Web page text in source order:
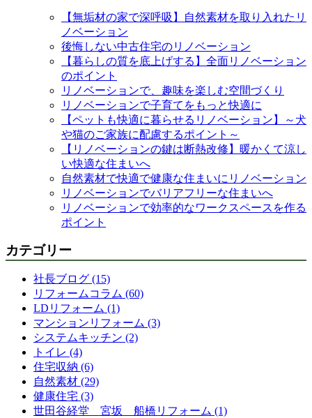
【無垢材の家で深呼吸】自然素材を取り入れたリ
ノベーション
後悔しない中古住宅のリノベーション
【暮らしの質を底上げする】全面リノベーション
のポイント
リノベーションで、趣味を楽しむ空間づくり
リノベーションで子育てをもっと快適に
【ペットも快適に暮らせるリノベーション】～犬
や猫のご家族に配慮するポイント～
【リノベーションの鍵は断熱改修】暖かくて涼し
い快適な住まいへ
自然素材で快適で健康な住まいにリノベーション
リノベーションでバリアフリーな住まいへ
リノベーションで効率的なワークスペースを作る
ポイント
カテゴリー
社長ブログ (15)
リフォームコラム (60)
LDリフォーム (1)
マンションリフォーム (3)
システムキッチン (2)
トイレ (4)
住宅収納 (6)
自然素材 (29)
健康住宅 (3)
世田谷経堂 宮坂 船橋リフォーム (1)